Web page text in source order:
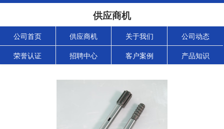
供应商机
公司首页 供应商机 关于我们 公司动态
荣誉认证 招聘中心 客户案例 产品知识